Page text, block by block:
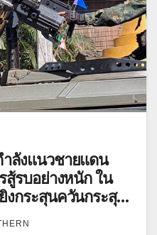
ำลังแนวชายแดน
สู้รบอย่างหนัก ใน
กระสุนควันกระสุน
นมา